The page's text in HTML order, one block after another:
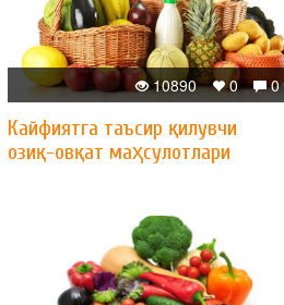
0
0
10890
Кайфиятга таъсир қилувчи
озиқ-овқат маҳсулотлари